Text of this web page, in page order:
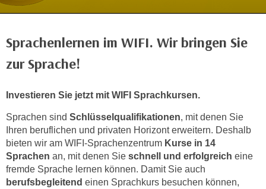
Sprachenlernen im WIFI. Wir bringen Sie
zur Sprache!
Investieren Sie jetzt mit WIFI Sprachkursen.
Sprachen sind Schlüsselqualifikationen, mit denen Sie
Ihren beruflichen und privaten Horizont erweitern. Deshalb
bieten wir am WIFI-Sprachenzentrum Kurse in 14
Sprachen an, mit denen Sie schnell und erfolgreich eine
fremde Sprache lernen können. Damit Sie auch
berufsbegleitend einen Sprachkurs besuchen können,
i
m
n
v
e
r
w
e
n
d
c
n
i
,
d
a
s
s